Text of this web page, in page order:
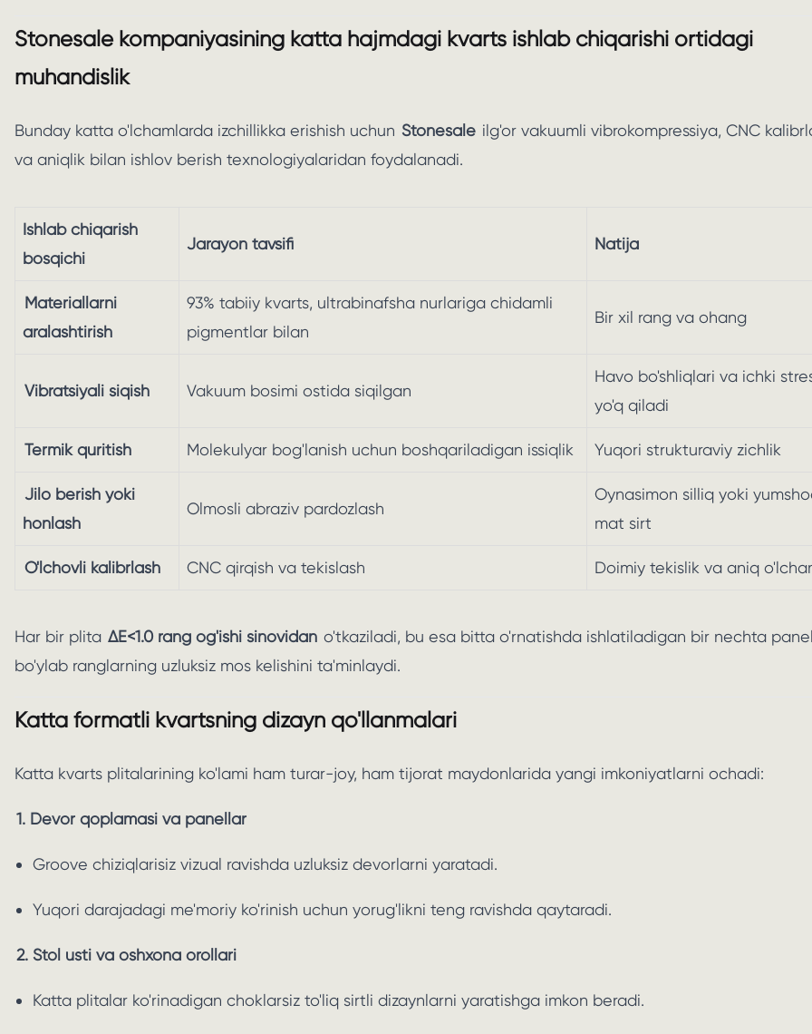
Stonesale kompaniyasining katta hajmdagi kvarts ishlab chiqarishi ortidagi
muhandislik
Bunday katta o'lchamlarda izchillikka erishish uchun Stonesale ilg'or vakuumli vibrokompressiya, CNC
va aniqlik bilan ishlov berish texnologiyalaridan foydalanadi.
Ishlab chiqarish
bosqichi
Jarayon tavsifi Natija
Materiallarni
aralashtirish
93% tabiiy kvarts, ultrabinafsha nurlariga chidamli
pigmentlar bilan
Bir xil rang va ohang
Vibratsiyali siqish Vakuum bosimi ostida siqilgan
Havo bo'shliqlari va ichki
yo'q qiladi
Termik quritish Molekulyar bog'lanish uchun boshqariladigan issiqlik Yuqori strukturaviy zichlik
Jilo berish yoki
honlash
Olmosli abraziv pardozlash
Oynasimon silliq yoki
mat sirt
O'lchovli kalibrlash CNC qirqish va tekislash Doimiy tekislik va aniq
Har bir plita ΔE<1.0 rang og'ishi sinovidan o'tkaziladi, bu esa bitta o'rnatishda ishlatiladigan bir nechta
bo'ylab ranglarning uzluksiz mos kelishini ta'minlaydi.
Katta formatli kvartsning dizayn qo'llanmalari
Katta kvarts plitalarining ko'lami ham turar-joy, ham tijorat maydonlarida yangi imkoniyatlarni ochadi:
1. Devor qoplamasi va panellar
Groove chiziqlarisiz vizual ravishda uzluksiz devorlarni yaratadi.
Yuqori darajadagi me'moriy ko'rinish uchun yorug'likni teng ravishda qaytaradi.
2. Stol usti va oshxona orollari
Katta plitalar ko'rinadigan choklarsiz to'liq sirtli dizaynlarni yaratishga imkon beradi.